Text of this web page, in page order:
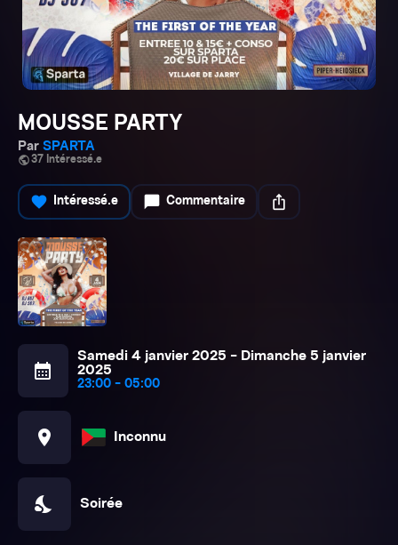
MOUSSE PARTY
Par SPARTA
public37 Intéressé.e
favorite Intéressé.e chat_bubble Commentaire ios_share
calendar_month
Samedi 4 janvier 2025 - Dimanche 5 janvier
2025
23:00 - 05:00
location_on Inconnu
nights_stay Soirée